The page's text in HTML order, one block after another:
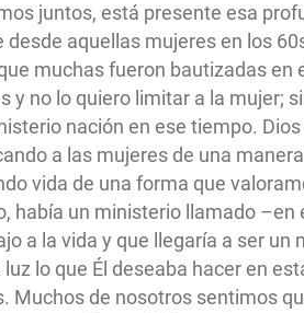
juntos, está presente esa
desde aquellas mujeres en los
muchas fueron bautizadas en
y no lo quiero limitar a la mujer;
nación en ese tiempo.
a las mujeres de una
vida de una forma que
había un ministerio llamado
a la vida y que llegaría a ser un
lo que Él deseaba hacer en
Muchos de nosotros sentimos